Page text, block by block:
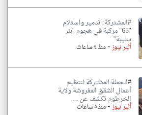
#المشتركة: تدمير واستلام
"65" مركبة في هجوم "بئر
سليبة"
أثير نيوز-منذ ٤ ساعات
#الحملة المشتركة لتنظيم
أعمال الشقق المفروشة ولاية
الخرطوم تكشف عن ...
أثير نيوز-منذ ٥ ساعات